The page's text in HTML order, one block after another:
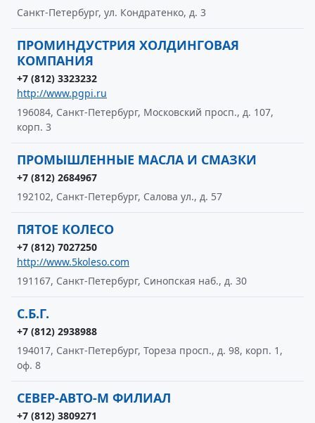
Санкт-Петербург, ул. Кондратенко, д. 3
ПРОМИНДУСТРИЯ ХОЛДИНГОВАЯ
КОМПАНИЯ
+7 (812) 3323232
http://www.pgpi.ru
196084, Санкт-Петербург, Московский просп., д. 107,
корп. 3
ПРОМЫШЛЕННЫЕ МАСЛА И СМАЗКИ
+7 (812) 2684967
192102, Санкт-Петербург, Салова ул., д. 57
ПЯТОЕ КОЛЕСО
+7 (812) 7027250
http://www.5koleso.com
191167, Санкт-Петербург, Синопская наб., д. 30
С.Б.Г.
+7 (812) 2938988
194017, Санкт-Петербург, Тореза просп., д. 98, корп. 1,
оф. 8
СЕВЕР-АВТО-М ФИЛИАЛ
+7 (812) 3809271